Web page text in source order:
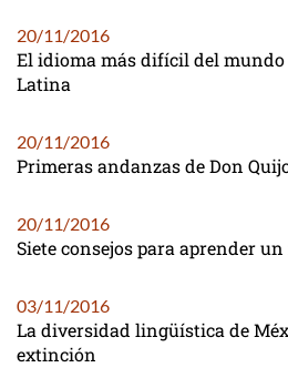
20/11/2016
El idioma más difícil del mundo
Latina
20/11/2016
Primeras andanzas de Don
20/11/2016
Siete consejos para aprender
03/11/2016
La diversidad lingüística de
extinción